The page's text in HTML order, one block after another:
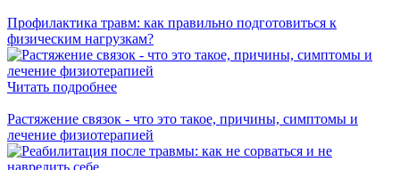
Профилактика травм: как правильно подготовиться к
физическим нагрузкам?
Читать подробнее
Растяжение связок - что это такое, причины, симптомы и
лечение физиотерапией